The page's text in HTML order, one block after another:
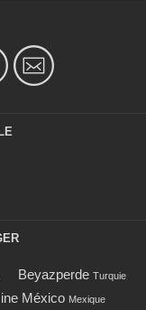
Beyazperde Turquie
México Mexique